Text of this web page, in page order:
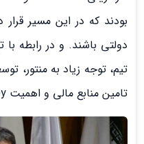
بودند که در این مسیر
دولتی باشند. و در رابطه با
تیم، توجه زیاد به منتور،
تامین منابع مالی و اهمیت smart money اشاره داشتند.